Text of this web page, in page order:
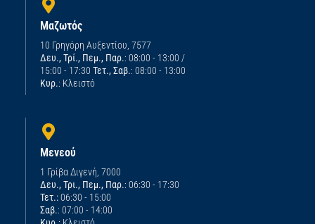
Μαζωτός
10 Γρηγόρη Αυξεντίου, 7577
Δευ., Τρί., Πεμ., Παρ.: 08:00 - 13:00 /
15:00 - 17:30 Τετ., Σαβ.: 08:00 - 13:00
Κυρ.: Κλειστό
Μενεού
1 Γρίβα Διγενή, 7000
Δευ., Τρι., Πεμ., Παρ.: 06:30 - 17:30
Τετ.:06:30 - 15:00
Σαβ.: 07:00 - 14:00